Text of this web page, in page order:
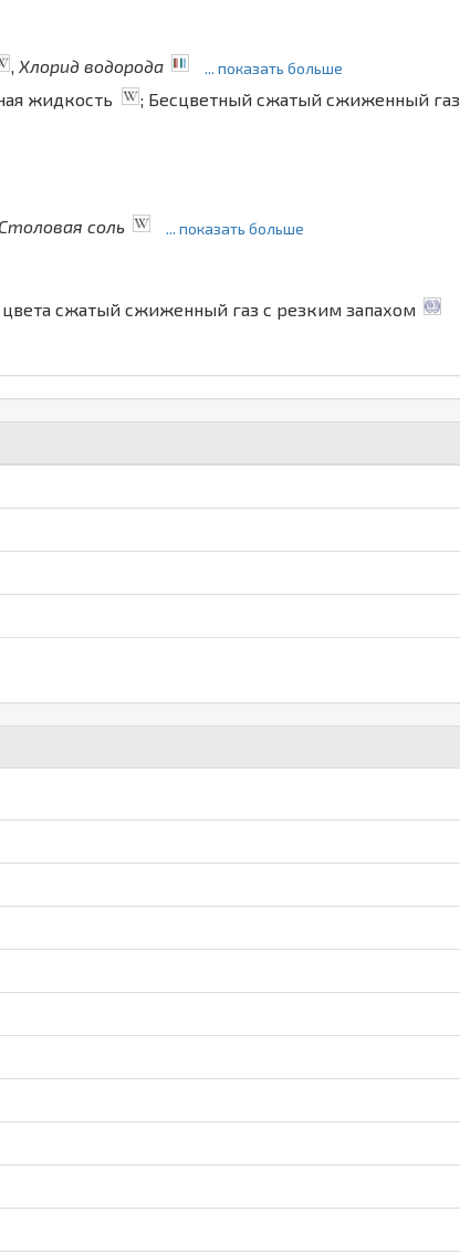
Хлорид водорода ... показать больше
жидкость
; Бесцветный сжатый сжиженный газ
Столовая соль ... показать больше
сжатый сжиженный газ с резким запахом